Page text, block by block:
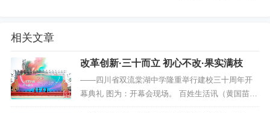
相关文章
改革创新·三十而立 初心不改·果实满枝
——四川省双流棠湖中学隆重举行建校三十周年开
幕典礼 图为：开幕会现场。 百姓生活讯（黄国苗
贾元东）人间最美四月天，不负春光与时行。2023